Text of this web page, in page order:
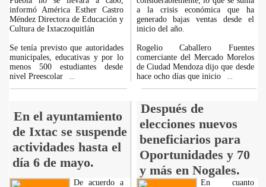
informó América Esther Castro
Méndez Directora de Educación y
Cultura de Ixtaczoquitlán
Se tenía previsto que autoridades
municipales, educativas y por lo
menos 500 estudiantes desde
nivel Preescolar
a la crisis económica que ha
generado bajas ventas desde el
inicio del año.
Rogelio Caballero Fuentes
comerciante del Mercado Morelos
de Ciudad Mendoza dijo que desde
hace ocho días que inicio
En el ayuntamiento
de Ixtac se suspende
actividades hasta el
día 6 de mayo.
Después de
elecciones nuevos
beneficiarios para
Oportunidades y 70
y más en Nogales.
De acuerdo a
En cuanto